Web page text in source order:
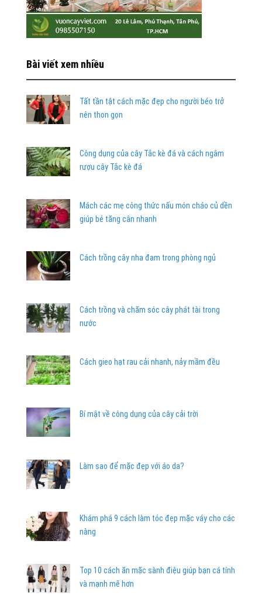
Bài viết xem nhiều
Tất tần tật cách mặc đẹp cho người béo trở
nên thon gọn
Công dụng của cây Tắc kè đá và cách ngâm
rượu cây Tắc kè đá
Mách các mẹ công thức nấu món cháo củ dền
giúp bé tăng cân nhanh
Cách trồng cây nha đam trong phòng ngủ
Cách trồng và chăm sóc cây phát tài trong
nước
Cách gieo hạt rau cải nhanh, nảy mầm đều
Bí mật về công dụng của cây cải trời
Làm sao để mặc đẹp với áo da?
Khám phá 9 cách làm tóc đẹp mặc váy cho các
nàng
Top 10 cách ăn mặc sành điệu giúp bạn cá tính
và mạnh mẽ hơn